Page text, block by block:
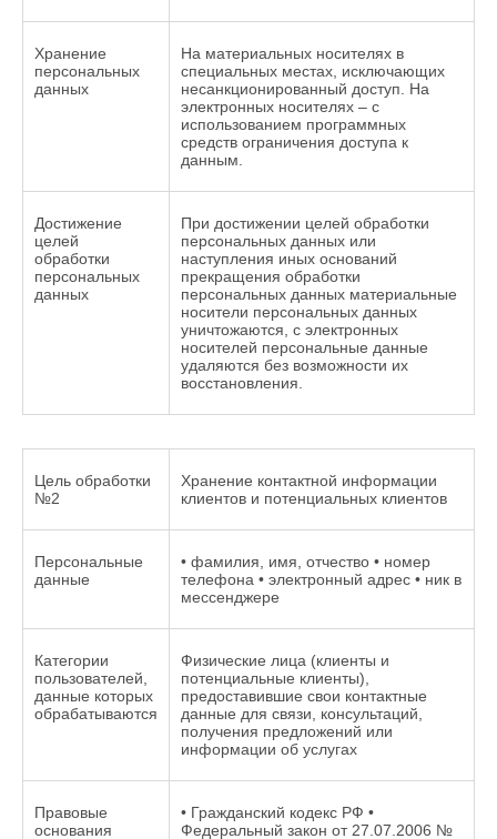
Хранение
персональных
данных
На материальных носителях в
специальных местах, исключающих
несанкционированный доступ. На
электронных носителях – с
использованием программных
средств ограничения доступа к
данным.
Достижение
целей
обработки
персональных
данных
При достижении целей обработки
персональных данных или
наступления иных оснований
прекращения обработки
персональных данных материальные
носители персональных данных
уничтожаются, с электронных
носителей персональные данные
удаляются без возможности их
восстановления.
Цель обработки
№2
Хранение контактной информации
клиентов и потенциальных клиентов
Персональные
данные
• фамилия, имя, отчество • номер
телефона • электронный адрес • ник в
мессенджере
Категории
пользователей,
данные которых
обрабатываются
Физические лица (клиенты и
потенциальные клиенты),
предоставившие свои контактные
данные для связи, консультаций,
получения предложений или
информации об услугах
Правовые
основания
• Гражданский кодекс РФ •
Федеральный закон от 27.07.2006 №